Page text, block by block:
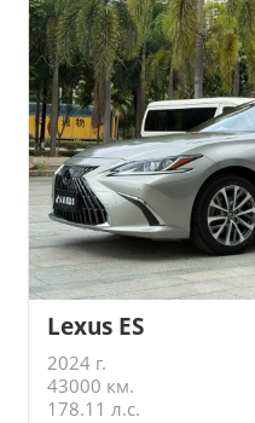
Lexus ES
2024 г.
43000 км.
178.11 л.с.